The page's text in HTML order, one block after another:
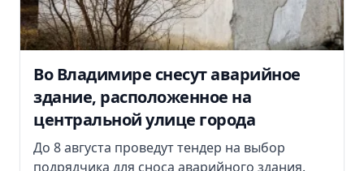
Во Владимире снесут аварийное
здание, расположенное на
центральной улице города
До 8 августа проведут тендер на выбор
подрядчика для сноса аварийного здания.